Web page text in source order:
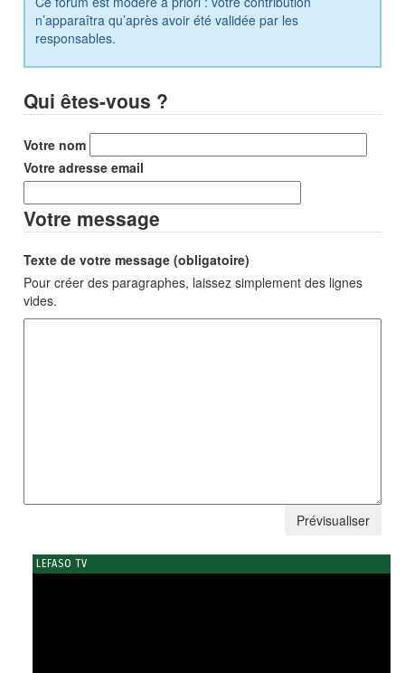
n’apparaîtra qu’après avoir été validée par les
responsables.
Qui êtes-vous ?
Votre nom
Votre adresse email
Votre message
Texte de votre message (obligatoire)
Pour créer des paragraphes, laissez simplement des lignes
vides.
LEFASO TV